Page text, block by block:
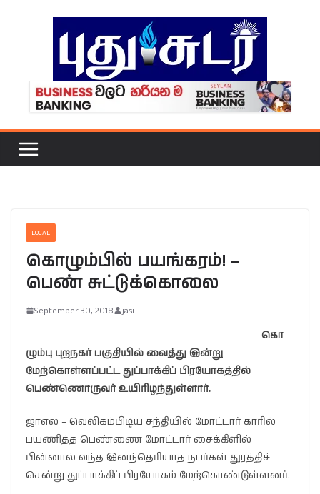
LOCAL
கொழும்பில் பயங்கரம்! –
பெண் சுட்டுக்கொலை
September 30, 2018 jasi
கொ
ழும்பு புறநகர் பகுதியில் வைத்து இன்று
மேற்கொள்ளப்பட்ட துப்பாக்கிப் பிரயோகத்தில்
பெண்ணொருவர் உயிரிழந்துள்ளார்.
ஜாஎல – வெலிகம்பிடிய சந்தியில் மோட்டார் காரில்
பயணித்த பெண்ணை மோட்டார் சைக்கிளில்
பின்னால் வந்த இனந்தெரியாத நபர்கள் துரத்திச்
சென்று துப்பாக்கிப் பிரயோகம் மேற்கொண்டுள்ளனர்.